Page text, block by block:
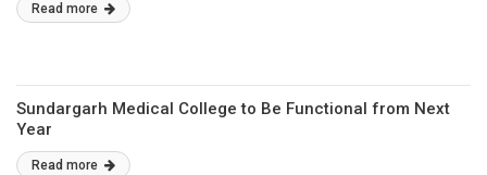
Read more
Sundargarh Medical College to Be Functional from Next
Year
Read more